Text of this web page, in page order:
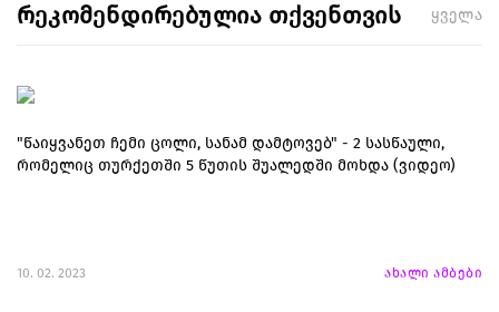
რეკომენდირებულია თქვენთვის ყველა
"წაიყვანეთ ჩემი ცოლი, სანამ დამტოვებ" - 2 სასწაული,
რომელიც თურქეთში 5 წუთის შუალედში მოხდა (ვიდეო)
10. 02. 2023 ახალი ამბები